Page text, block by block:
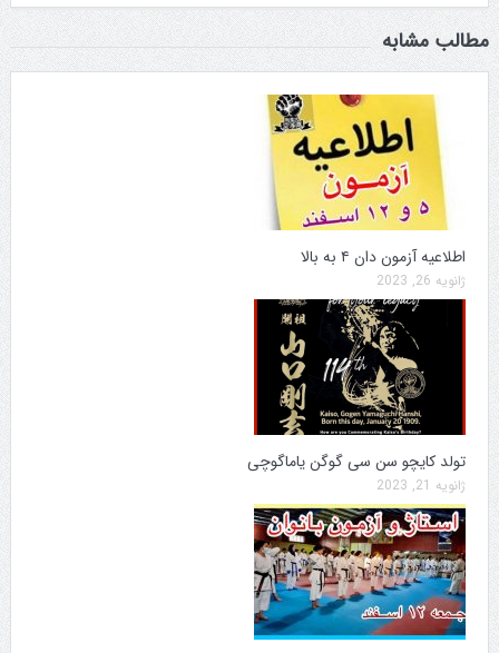
مطالب مشابه
اطلاعیه آزمون دان ۴ به بالا
ژانویه 26, 2023
تولد کایچو سن سی گوگن یاماگوچی
ژانویه 21, 2023